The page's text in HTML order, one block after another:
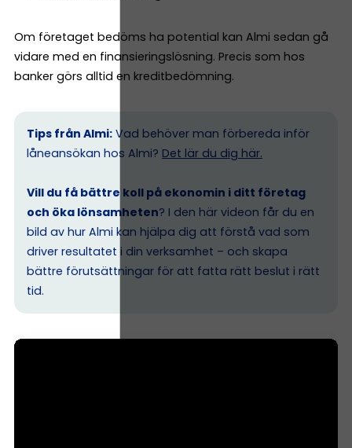
Om företaget bedöms ha potential kan Almi sedan gå
vidare med en finansieringslösning. Precis som hos
banker görs alltid en kreditbedömning.
Tips från Almi: Vad behöver man förbereda inför
låneansökan hos Almi? Det lär du dig här.
Vill du få bättre koll på ekonomin i ditt företag
och öka lönsamheten? I den här videon får du en
bild av hur Almi kan hjälpa dig att förstå vad som
driver resultatet i din verksamhet – och skapa
bättre förutsättningar för att fatta rätt beslut i rätt
tid.